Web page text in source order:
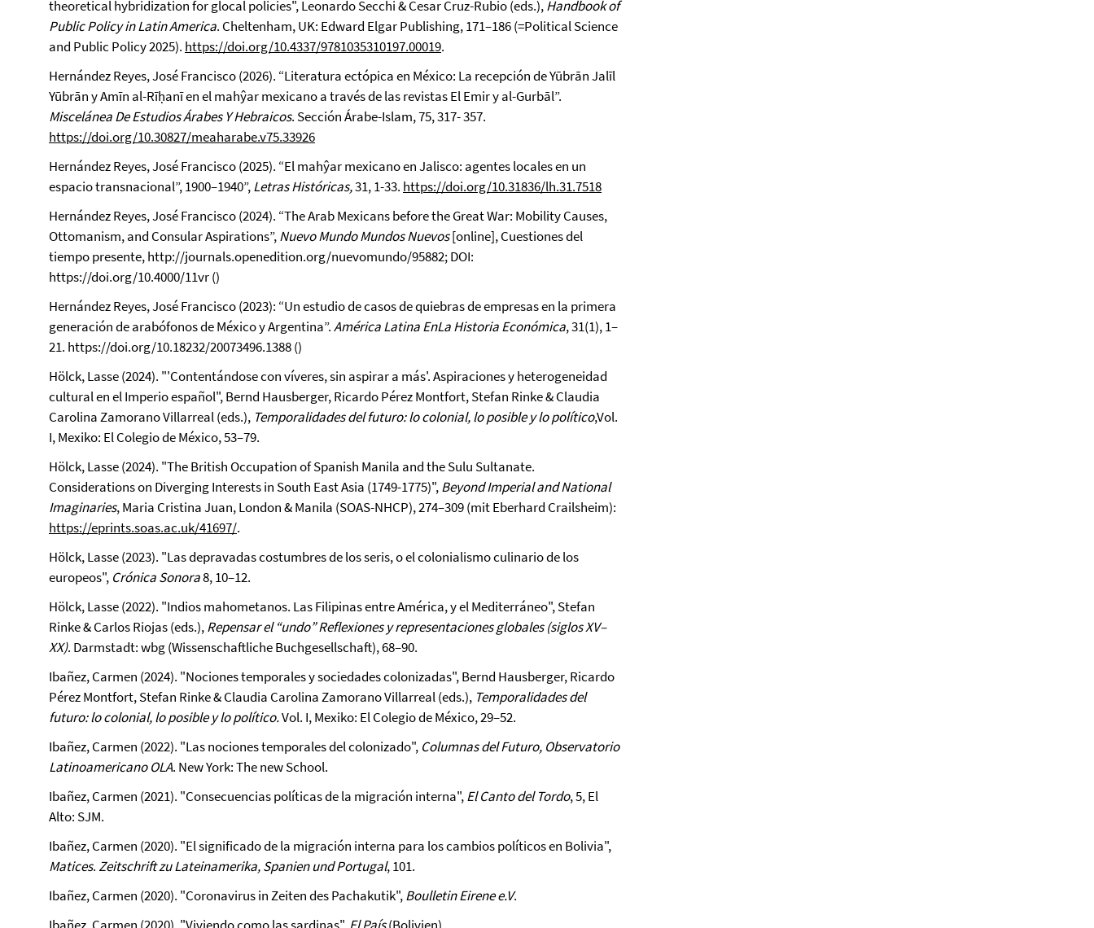
theoretical hybridization for glocal policies", Leonardo Secchi & Cesar Cruz-Rubio (eds.),Handbook of
Public Policy in Latin America. Cheltenham, UK: Edward Elgar Publishing, 171–186 (=Political Science
and Public Policy 2025). https://doi.org/10.4337/9781035310197.00019.
Hernández Reyes, José Francisco (2026). “Literatura ectópica en México: La recepción de Yūbrān Jalīl
Yūbrān y Amīn al-Rīḥanī en el mahŷar mexicano a través de las revistas El Emir y al-Gurbāl”.
Miscelánea De Estudios Árabes Y Hebraicos. Sección Árabe-Islam, 75, 317- 357.
https://doi.org/10.30827/meaharabe.v75.33926
Hernández Reyes, José Francisco (2025). “El mahŷar mexicano en Jalisco: agentes locales en un
espacio transnacional”, 1900–1940”,Letras Históricas,31, 1-33. https://doi.org/10.31836/lh.31.7518
Hernández Reyes, José Francisco (2024). “The Arab Mexicans before the Great War: Mobility Causes,
Ottomanism, and Consular Aspirations”,Nuevo Mundo Mundos Nuevos[online], Cuestiones del
tiempo presente, http://journals.openedition.org/nuevomundo/95882; DOI:
https://doi.org/10.4000/11vr ()
Hernández Reyes, José Francisco(2023): “Un estudio de casos de quiebras de empresas en la primera
generación de arabófonos de México y Argentina”.América Latina EnLa Historia Económica, 31(1), 1–
21. https://doi.org/10.18232/20073496.1388 ()
Hölck, Lasse (2024). "'Contentándose con víveres, sin aspirar a más'. Aspiraciones y heterogeneidad
cultural en el Imperio español", Bernd Hausberger, Ricardo Pérez Montfort, Stefan Rinke & Claudia
Carolina Zamorano Villarreal (eds.), Temporalidades del futuro: lo colonial, lo posible y lo político,Vol.
I, Mexiko: El Colegio de México, 53–79.
Hölck, Lasse (2024). "The British Occupation of Spanish Manila and the Sulu Sultanate.
Considerations on Diverging Interests in South East Asia (1749-1775)",Beyond Imperial and National
Imaginaries, Maria Cristina Juan, London & Manila (SOAS-NHCP), 274–309 (mit Eberhard Crailsheim):
https://eprints.soas.ac.uk/41697/.
Hölck, Lasse (2023). "Las depravadas costumbres de los seris, o el colonialismo culinario de los
europeos", Crónica Sonora8, 10–12.
Hölck, Lasse (2022). "Indios mahometanos. Las Filipinas entre América, y el Mediterráneo", Stefan
Rinke & Carlos Riojas (eds.),Repensar el “undo” Reflexiones y representaciones globales (siglos XV–
XX). Darmstadt: wbg (Wissenschaftliche Buchgesellschaft), 68–90.
Ibañez, Carmen (2024). "Nociones temporales y sociedades colonizadas", Bernd Hausberger, Ricardo
Pérez Montfort, Stefan Rinke & Claudia Carolina Zamorano Villarreal (eds.), Temporalidades del
futuro: lo colonial, lo posible y lo político.Vol. I,Mexiko: El Colegio de México, 29–52.
Ibañez, Carmen (2022). "Las nociones temporales del colonizado", Columnas del Futuro, Observatorio
Latinoamericano OLA. New York: The new School.
Ibañez, Carmen (2021). "Consecuencias políticas de la migración interna",El Canto del Tordo, 5, El
Alto: SJM.
Ibañez, Carmen (2020). "El significado de la migración interna para los cambios políticos en Bolivia",
Matices.Zeitschrift zu Lateinamerika, Spanien und Portugal, 101.
Ibañez, Carmen (2020). "Coronavirus in Zeiten des Pachakutik",Boulletin Eirene e.V.